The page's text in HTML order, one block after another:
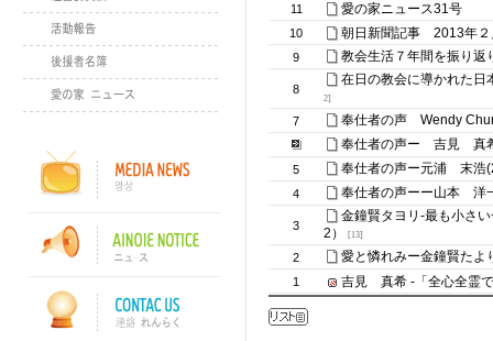
11 愛の家ニュース31号
10 朝日新聞記事 2013年
9 教会生活７年間を振り返
8
在日の教会に導かれた
2]
7
奉仕者の声 Wendy
奉仕者の声ー 吉見 真
5 奉仕者の声ー元浦 末浩
4 奉仕者の声ーー山本 洋
3
金鐘賢タヨリ-最も小さ
2）
[13]
2 愛と憐れみー金鐘賢たよ
1 吉見 真希 -「全心全霊